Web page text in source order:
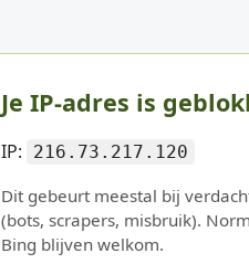
Je IP-adres is
IP: 216.73.217.120
Dit gebeurt meestal bij
(bots, scrapers, misbruik).
Bing blijven welkom.